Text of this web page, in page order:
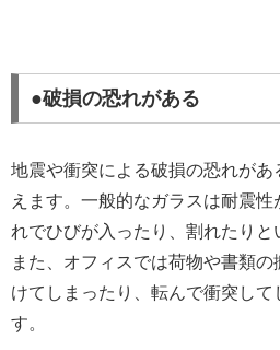
●破損の恐れがある
地震や衝突による破損の恐れが
えます。一般的なガラスは耐震
れでひびが入ったり、割れたりと
また、オフィスでは荷物や書類
けてしまったり、転んで衝突して
す。